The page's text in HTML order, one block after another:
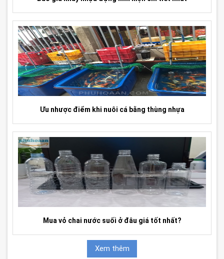
Ưu nhược điểm khi nuôi cá bằng thùng nhựa
Mua vỏ chai nước suối ở đâu giá tốt nhất?
Xem thêm